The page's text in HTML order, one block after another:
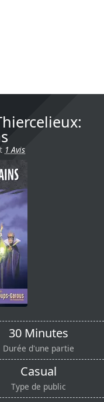
1 Avis
30 Minutes
Durée d'une partie
Casual
Type de public